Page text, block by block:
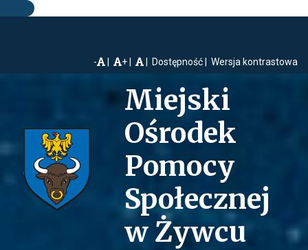
- + Dostępność Wersja kontrastowa
Miejski
Ośrodek
Pomocy
Społecznej
w Żywcu